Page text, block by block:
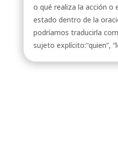
o qué realiza la acción o
estado dentro de la
podríamos traducirla
sujeto explícito:“quien”,